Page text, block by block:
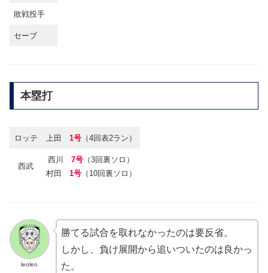
敗戦投手
セーブ
本塁打
ロッテ 上田 1号（4回表2ラン）
西武
西川 7号 （3回裏ソロ）
村田 1号（10回裏ソロ）
leoleo
勝てる試合を取れなかったのは要反省。
しかし、負け展開から追いついたのは良かっ
た。